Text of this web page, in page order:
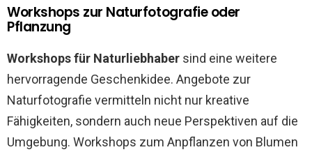
Workshops zur Naturfotografie oder
Pflanzung
Workshops für Naturliebhaber sind eine weitere
hervorragende Geschenkidee. Angebote zur
Naturfotografie vermitteln nicht nur kreative
Fähigkeiten, sondern auch neue Perspektiven auf die
Umgebung. Workshops zum Anpflanzen von Blumen